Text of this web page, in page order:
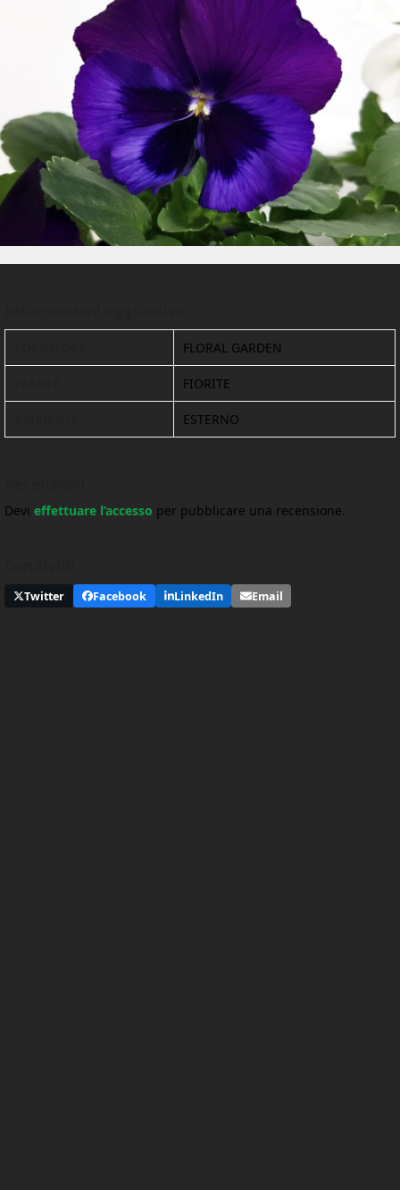
FLORAL GARDEN
FIORITE
ESTERNO
Devi effettuare l’accesso per pubblicare una recensione.
Twitter Facebook LinkedIn Email